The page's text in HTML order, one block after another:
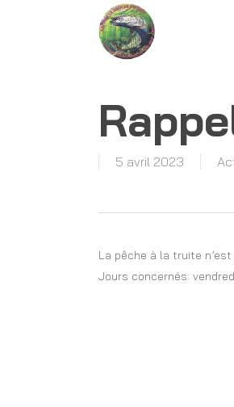
5 avril 2023
La pêche à la truite
Jours concernés: